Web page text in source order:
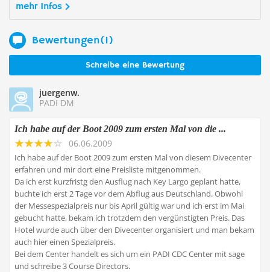
mehr Infos
Bewertungen(1)
Schreibe eine Bewertung
juergenw.
PADI DM
Ich habe auf der Boot 2009 zum ersten Mal von die ...
06.06.2009
Ich habe auf der Boot 2009 zum ersten Mal von diesem Divecenter
erfahren und mir dort eine Preisliste mitgenommen.
Da ich erst kurzfristg den Ausflug nach Key Largo geplant hatte,
buchte ich erst 2 Tage vor dem Abflug aus Deutschland. Obwohl
der Messespezialpreis nur bis April gültig war und ich erst im Mai
gebucht hatte, bekam ich trotzdem den vergünstigten Preis. Das
Hotel wurde auch über den Divecenter organisiert und man bekam
auch hier einen Spezialpreis.
Bei dem Center handelt es sich um ein PADI CDC Center mit sage
und schreibe 3 Course Directors.